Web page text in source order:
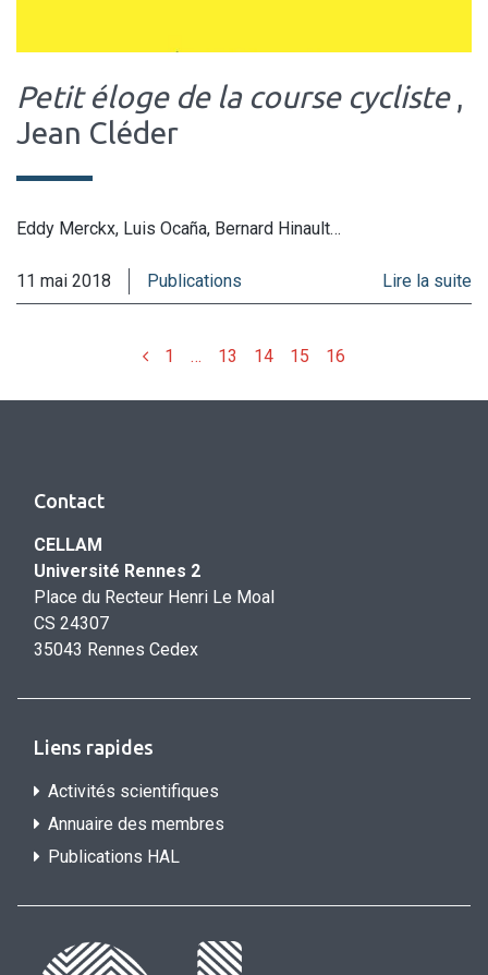
Petit éloge de la course cycliste ,
Jean Cléder
Eddy Merckx, Luis Ocaña, Bernard Hinault…
11 mai 2018 Publications Lire la suite
Précédent
1 … 13 14 15 16
Contact
CELLAM
Université Rennes 2
Place du Recteur Henri Le Moal
CS 24307
35043 Rennes Cedex
Liens rapides
Activités scientifiques
Annuaire des membres
Publications HAL